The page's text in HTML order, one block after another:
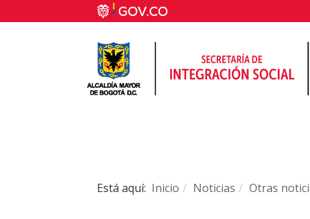
Está aquí: Inicio Noticias Otras